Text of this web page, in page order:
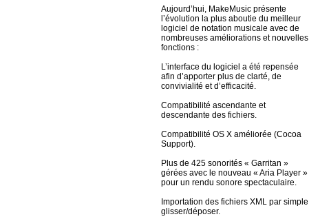
Aujourd’hui, MakeMusic présente
l’évolution la plus aboutie du meilleur
logiciel de notation musicale avec de
nombreuses améliorations et nouvelles
fonctions :
L’interface du logiciel a été repensée
afin d’apporter plus de clarté, de
convivialité et d’efficacité.
Compatibilité ascendante et
descendante des fichiers.
Compatibilité OS X améliorée (Cocoa
Support).
Plus de 425 sonorités « Garritan »
gérées avec le nouveau « Aria Player »
pour un rendu sonore spectaculaire.
Importation des fichiers XML par simple
glisser/déposer.